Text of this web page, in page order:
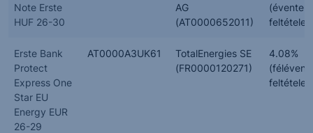
Note Erste
HUF 26-30
AG
(AT0000652011)
(évente,
Erste Bank
Protect
Express One
Star EU
Energy EUR
26-29
AT0000A3UK61
TotalEnergies SE
(FR0000120271)
4.08%